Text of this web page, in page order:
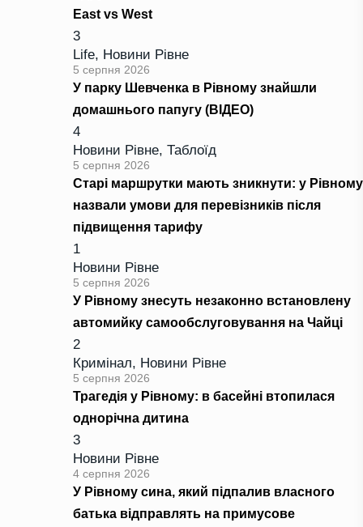
East vs West
3
Life, Новини Рівне
5 серпня 2026
У парку Шевченка в Рівному знайшли
домашнього папугу (ВІДЕО)
4
Новини Рівне, Таблоїд
5 серпня 2026
Старі маршрутки мають зникнути: у Рівному
назвали умови для перевізників після
підвищення тарифу
1
Новини Рівне
5 серпня 2026
У Рівному знесуть незаконно встановлену
автомийку самообслуговування на Чайці
2
Кримінал, Новини Рівне
5 серпня 2026
Трагедія у Рівному: в басейні втопилася
однорічна дитина
3
Новини Рівне
4 серпня 2026
У Рівному сина, який підпалив власного
батька відправлять на примусове